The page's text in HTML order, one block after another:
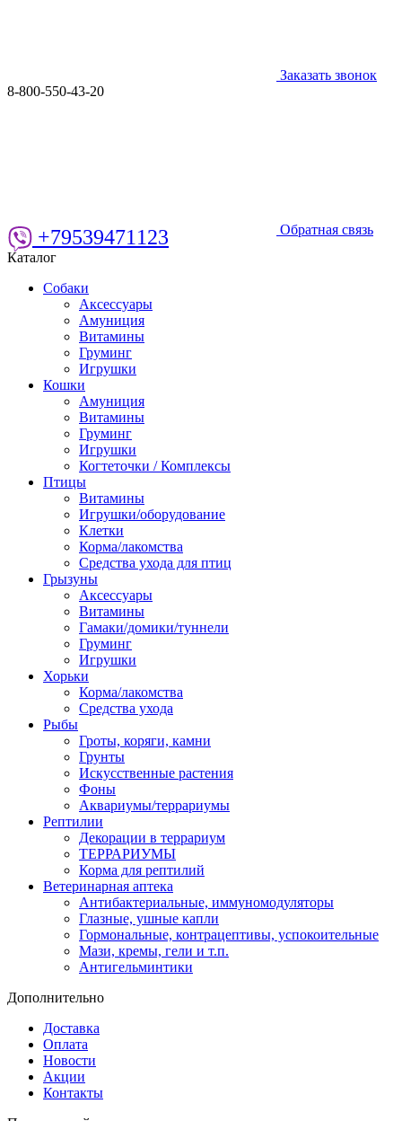
Заказать звонок
8-800-550-43-20
Обратная связь
+79539471123
Каталог
Собаки
Аксессуары
Амуниция
Витамины
Груминг
Игрушки
Кошки
Амуниция
Витамины
Груминг
Игрушки
Когтеточки / Комплексы
Птицы
Витамины
Игрушки/оборудование
Клетки
Корма/лакомства
Средства ухода для птиц
Грызуны
Аксессуары
Витамины
Гамаки/домики/туннели
Груминг
Игрушки
Хорьки
Корма/лакомства
Средства ухода
Рыбы
Гроты, коряги, камни
Грунты
Искусственные растения
Фоны
Аквариумы/террариумы
Рептилии
Декорации в террариум
ТЕРРАРИУМЫ
Корма для рептилий
Ветеринарная аптека
Антибактериальные, иммуномодуляторы
Глазные, ушные капли
Гормональные, контрацептивы, успокоительные
Мази, кремы, гели и т.п.
Антигельминтики
Дополнительно
Доставка
Оплата
Новости
Акции
Контакты